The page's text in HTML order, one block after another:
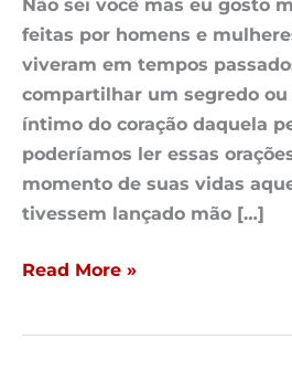
Não sei você mas eu gosto
feitas por homens e
viveram em tempos
compartilhar um segredo
íntimo do coração daquela
poderíamos ler essas
momento de suas vidas
tivessem lançado mão […]
Read More »